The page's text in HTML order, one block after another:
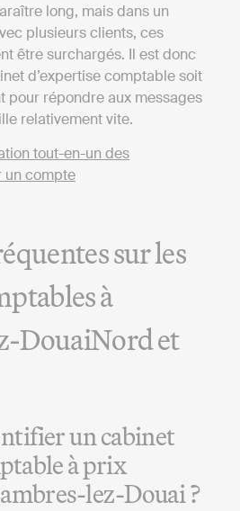
long, mais dans un
plusieurs clients, ces
être surchargés. Il est donc
d’expertise comptable soit
pour répondre aux messages
relativement vite.
sur les
à
DouaiNord et
un cabinet
à prix
lez-Douai ?